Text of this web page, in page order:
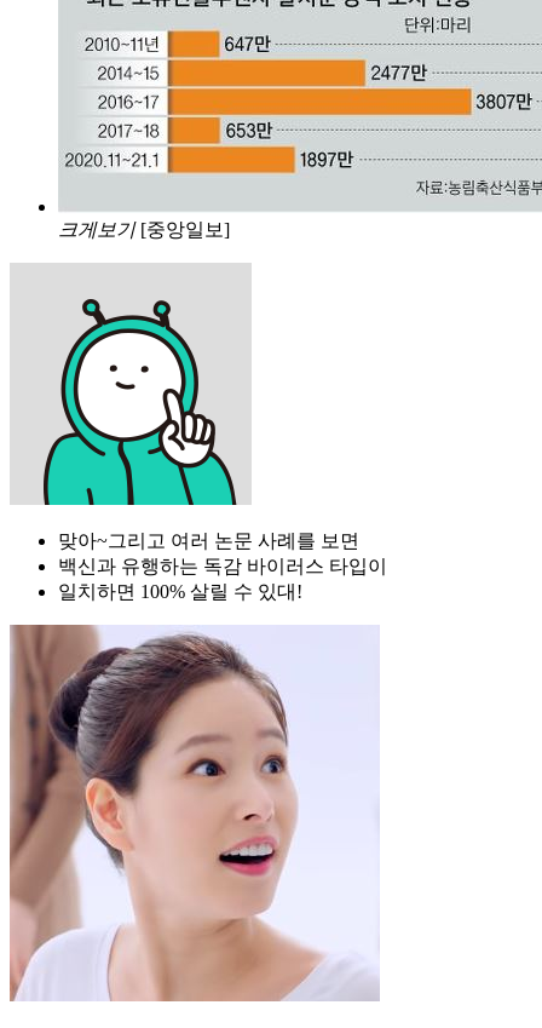
크게보기 [중앙일보]
맞아~그리고 여러 논문 사례를 보면
백신과 유행하는 독감 바이러스 타입이
일치하면 100% 살릴 수 있대!